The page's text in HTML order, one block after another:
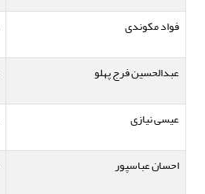
فواد مکوندی
عبدالحسین فرج پهلو
عیسی نیازی
احسان عباسپور